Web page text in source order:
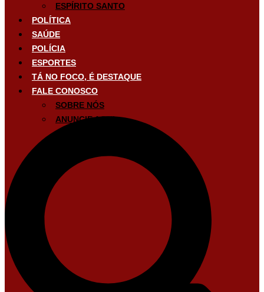
ESPÍRITO SANTO
POLÍTICA
SAÚDE
POLÍCIA
ESPORTES
TÁ NO FOCO, É DESTAQUE
FALE CONOSCO
SOBRE NÓS
ANUNCIE AQUI